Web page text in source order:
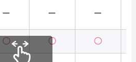
ー ー ー
〇 〇 〇